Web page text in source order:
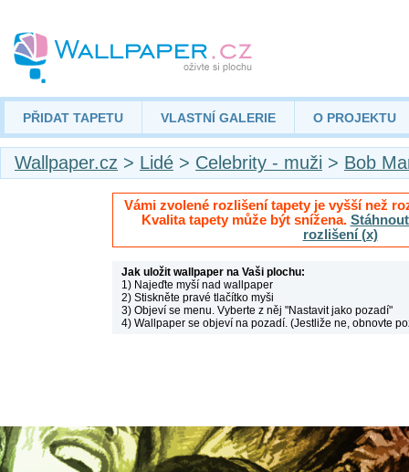
PŘIDAT TAPETU VLASTNÍ GALERIE O PROJEKTU
Wallpaper.cz > Lidé > Celebrity - muži > Bob
Vámi zvolené rozlišení tapety je vyšší než
Kvalita tapety může být snížena.
rozlišení (x)
Jak uložit wallpaper na Vaši plochu:
1) Najeďte myší nad wallpaper
2) Stiskněte pravé tlačítko myši
3) Objeví se menu. Vyberte z něj "Nastavit jako pozadí"
4) Wallpaper se objeví na pozadí. (Jestliže ne, obnovte